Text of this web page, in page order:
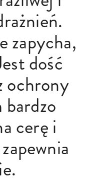
zapycha,
dość
ochrony
bardzo
cerę i